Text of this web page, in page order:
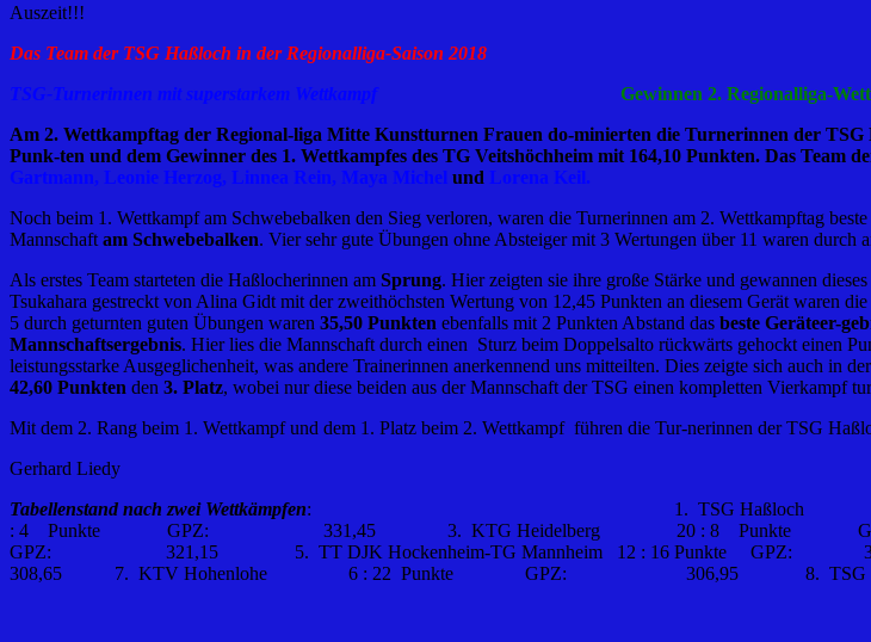
Auszeit!!!
Das Team der TSG Haßloch in der Regionalliga-Saison 2018
TSG-Turnerinnen mit superstarkem Wettkampf
Gewinnen 2. Regionalliga-
Am 2. Wettkampftag der Regional-liga Mitte Kunstturnen Frauen do-minierten die Turnerinnen der
Punk-ten und dem Gewinner des 1. Wettkampfes des TG Veitshöchheim mit 164,10 Punkten. Das Team
Gartmann, Leonie Herzog, Linnea Rein, Maya Michel und Lorena Keil.
Noch beim 1. Wettkampf am Schwebebalken den Sieg verloren, waren die Turnerinnen am 2. Wettkampftag
Mannschaft am Schwebebalken. Vier sehr gute Übungen ohne Absteiger mit 3 Wertungen über 11 waren durch
Als erstes Team starteten die Haßlocherinnen am Sprung. Hier zeigten sie ihre große Stärke und gewannen
Tsukahara gestreckt von Alina Gidt mit der zweithöchsten Wertung von 12,45 Punkten an diesem Gerät waren
5 durch geturnten guten Übungen waren 35,50 Punkten ebenfalls mit 2 Punkten Abstand das beste Geräteer-
Mannschaftsergebnis. Hier lies die Mannschaft durch einen Sturz beim Doppelsalto rückwärts gehockt einen
leistungsstarke Ausgeglichenheit, was andere Trainerinnen anerkennend uns mitteilten. Dies zeigte sich auch in
42,60 Punkten den 3. Platz, wobei nur diese beiden aus der Mannschaft der TSG einen kompletten Vierkampf
Mit dem 2. Rang beim 1. Wettkampf und dem 1. Platz beim 2. Wettkampf führen die Tur-nerinnen der TSG
Gerhard Liedy
Tabellenstand nach zwei Wettkämpfen: 1. TSG Haßloch 26 : 2 Punkte
: 4 Punkte GPZ: 331,45 3. KTG Heidelberg 20 : 8 Punkte
GPZ: 321,15 5. TT DJK Hockenheim-TG Mannheim 12 : 16 Punkte GPZ: 319,50
308,65 7. KTV Hohenlohe 6 : 22 Punkte GPZ: 306,95 8.